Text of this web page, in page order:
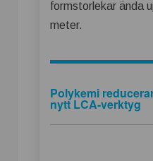
formstorlekar ända
meter.
Polykemi
nytt LCA-verktyg